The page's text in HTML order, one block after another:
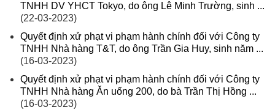
TNHH DV YHCT Tokyo, do ông Lê Minh Trường, sinh ...
(22-03-2023)
Quyết định xử phạt vi phạm hành chính đối với Công ty
TNHH Nhà hàng T&T, do ông Trần Gia Huy, sinh năm ...
(16-03-2023)
Quyết định xử phạt vi phạm hành chính đối với Công ty
TNHH Nhà hàng Ăn uống 200, do bà Trần Thị Hồng ...
(16-03-2023)